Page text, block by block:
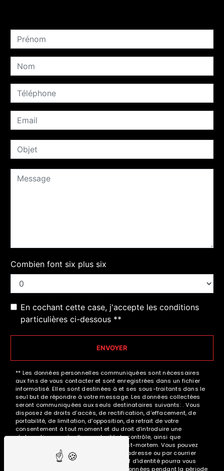
Combien font six plus six
En cochant cette case, j'accepte les conditions
particulières ci-dessous **
ENVOYER
** Les données personnelles communiquées sont nécessaires
aux fins de vous contacter et sont enregistrées dans un fichier
informatisé. Elles sont destinées à et ses sous-traitants dans le
seul but de répondre à votre message. Les données collectées
seront communiquées aux seuls destinataires suivants: . Vous
disposez de droits d’accès, de rectification, d’effacement, de
portabilité, de limitation, d’opposition, de retrait de votre
consentement à tout moment et du droit d’introduire une
réclamation auprès d’une autorité de contrôle, ainsi que
d’organiser le sort de vos données post-mortem. Vous pouvez
exercer ces droits par voie postale à l'adresse ou par courrier
électronique à l'adresse . Un justificatif d'identité pourra vous
être demandé. Nous conservons vos données pendant la période